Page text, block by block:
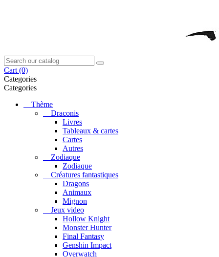
Cart (0)
Categories
Categories
Thème
Draconis
Livres
Tableaux & cartes
Cartes
Autres
Zodiaque
Zodiaque
Créatures fantastiques
Dragons
Animaux
Mignon
Jeux video
Hollow Knight
Monster Hunter
Final Fantasy
Genshin Impact
Overwatch